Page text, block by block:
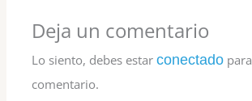
Deja un comentario
Lo siento, debes estarconectado
comentario.